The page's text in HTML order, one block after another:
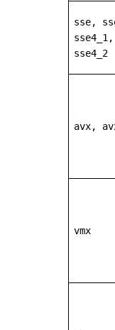
sse,
sse4_1,
sse4_2
avx,
vmx